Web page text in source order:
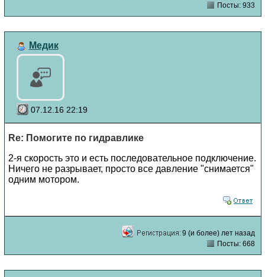
Посты: 933
Медик
07.12.16 22:19
Re: Помогите по гидравлике
2-я скорость это и есть последовательное подключение.
Ничего не разрывает, просто все давление "снимается"
одним мотором.
9 (и более) лет назад
Посты: 668